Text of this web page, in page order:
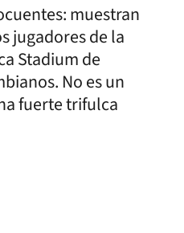
muestran
jugadores de la
Stadium de
No es un
fuerte trifulca